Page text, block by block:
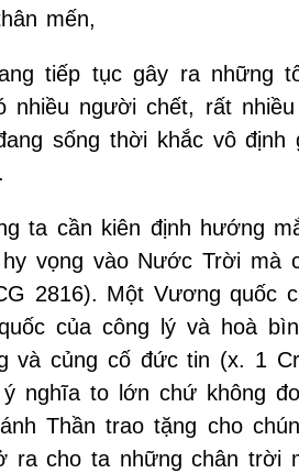
mến,
tiếp tục gây ra những
nhiều người chết, rất
sống thời khắc vô
ta cần kiên định hướng
vọng vào Nước Trời
2816). Một Vương quốc
của công lý và hoà
và củng cố đức tin (x. 1
nghĩa to lớn chứ không
Thần trao tặng cho
ra cho ta những chân trời